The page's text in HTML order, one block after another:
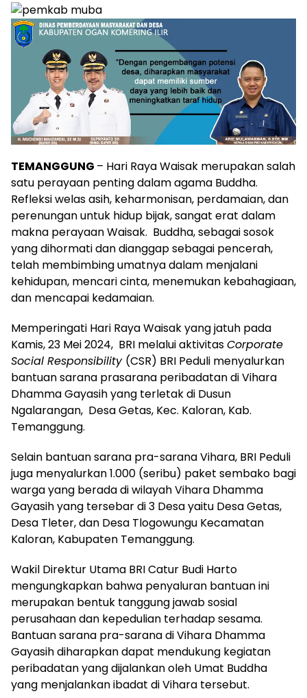
TEMANGGUNG – Hari Raya Waisak merupakan salah
satu perayaan penting dalam agama Buddha.
Refleksi welas asih, keharmonisan, perdamaian, dan
perenungan untuk hidup bijak, sangat erat dalam
makna perayaan Waisak. Buddha, sebagai sosok
yang dihormati dan dianggap sebagai pencerah,
telah membimbing umatnya dalam menjalani
kehidupan, mencari cinta, menemukan kebahagiaan,
dan mencapai kedamaian.
Memperingati Hari Raya Waisak yang jatuh pada
Kamis, 23 Mei 2024, BRI melalui aktivitasCorporate
Social Responsibility (CSR) BRI Peduli menyalurkan
bantuan sarana prasarana peribadatan di Vihara
Dhamma Gayasih yang terletak di Dusun
Ngalarangan, Desa Getas, Kec. Kaloran, Kab.
Temanggung.
Selain bantuan sarana pra-sarana Vihara, BRI Peduli
juga menyalurkan 1.000 (seribu) paket sembako bagi
warga yang berada di wilayah Vihara Dhamma
Gayasih yang tersebar di 3 Desa yaitu Desa Getas,
Desa Tleter, dan Desa Tlogowungu Kecamatan
Kaloran, Kabupaten Temanggung.
Wakil Direktur Utama BRI Catur Budi Harto
mengungkapkan bahwa penyaluran bantuan ini
merupakan bentuk tanggung jawab sosial
perusahaan dan kepedulian terhadap sesama.
Bantuan sarana pra-sarana di Vihara Dhamma
Gayasih diharapkan dapat mendukung kegiatan
peribadatan yang dijalankan oleh Umat Buddha
yang menjalankan ibadat di Vihara tersebut.